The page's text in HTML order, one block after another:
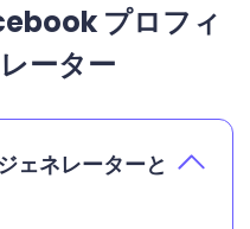
プロフィ
ーター
ェネレーターと